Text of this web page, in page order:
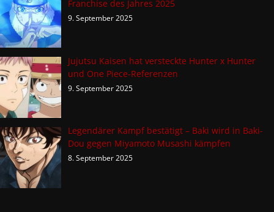
Franchise des Jahres 2025
9. September 2025
Jujutsu Kaisen hat versteckte Hunter x Hunter
und One Piece-Referenzen
9. September 2025
Legendärer Kampf bestätigt – Baki wird in Baki-
Dou gegen Miyamoto Musashi kämpfen
8. September 2025